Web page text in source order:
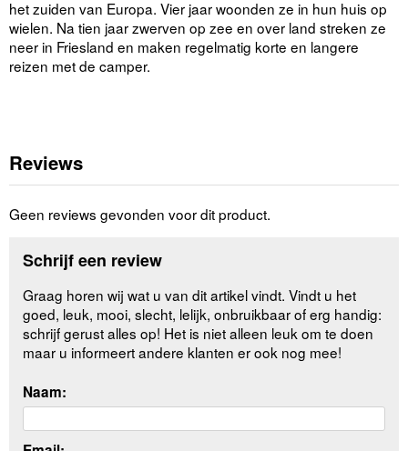
het zuiden van Europa. Vier jaar woonden ze in hun huis op
wielen. Na tien jaar zwerven op zee en over land streken ze
neer in Friesland en maken regelmatig korte en langere
reizen met de camper.
Reviews
Geen reviews gevonden voor dit product.
Schrijf een review
Graag horen wij wat u van dit artikel vindt. Vindt u het
goed, leuk, mooi, slecht, lelijk, onbruikbaar of erg handig:
schrijf gerust alles op! Het is niet alleen leuk om te doen
maar u informeert andere klanten er ook nog mee!
Naam: